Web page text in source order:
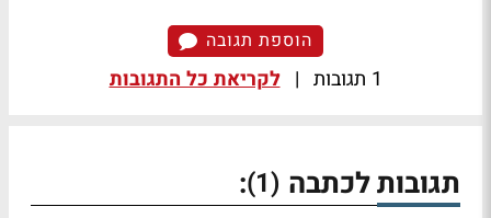
הוספת תגובה
1 תגובות | לקריאת כל התגובות
תגובות לכתבה (1)
: